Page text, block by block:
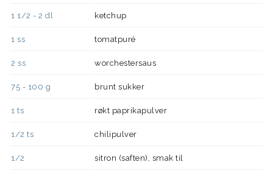
1 1/2 - 2 dl ketchup
1 ss tomatpuré
2 ss worchestersaus
75 - 100 g brunt sukker
1 ts røkt paprikapulver
1/2 ts chilipulver
1/2 sitron (saften), smak til